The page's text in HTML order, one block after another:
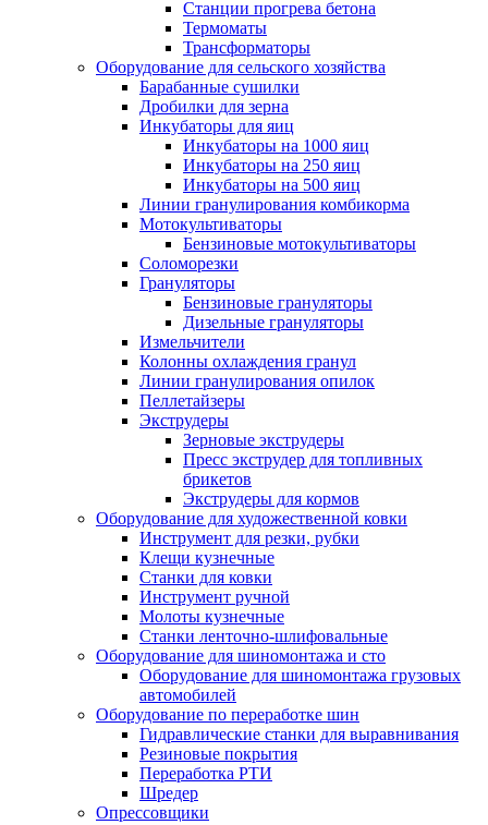
Станции прогрева бетона
Термоматы
Трансформаторы
Оборудование для сельского хозяйства
Барабанные сушилки
Дробилки для зерна
Инкубаторы для яиц
Инкубаторы на 1000 яиц
Инкубаторы на 250 яиц
Инкубаторы на 500 яиц
Линии гранулирования комбикорма
Мотокультиваторы
Бензиновые мотокультиваторы
Соломорезки
Грануляторы
Бензиновые грануляторы
Дизельные грануляторы
Измельчители
Колонны охлаждения гранул
Линии гранулирования опилок
Пеллетайзеры
Экструдеры
Зерновые экструдеры
Пресс экструдер для топливных
брикетов
Экструдеры для кормов
Оборудование для художественной ковки
Инструмент для резки, рубки
Клещи кузнечные
Станки для ковки
Инструмент ручной
Молоты кузнечные
Станки ленточно-шлифовальные
Оборудование для шиномонтажа и сто
Оборудование для шиномонтажа грузовых
автомобилей
Оборудование по переработке шин
Гидравлические станки для выравнивания
Резиновые покрытия
Переработка РТИ
Шредер
Опрессовщики